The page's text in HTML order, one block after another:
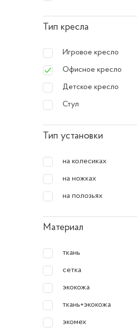
Тип кресла
Игровое кресло
Офисное кресло
Детское кресло
Стул
Тип установки
на колесиках
на ножках
на полозьях
Материал
ткань
сетка
экокожа
ткань+экокожа
экомех